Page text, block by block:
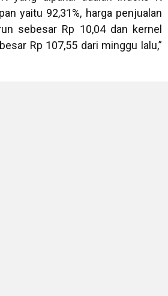
yaitu 92,31%, harga penjualan
sebesar Rp 10,04 dan kernel
Rp 107,55 dari minggu lalu,”